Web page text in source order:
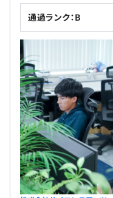
通過ランク：B